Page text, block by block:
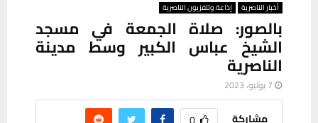
أخبار الناصرية إذاعة وتلفزيون الناصرية
بالصور: صلاة الجمعة في مسجد
الشيخ عباس الكبير وسط مدينة
الناصرية
7 يوليو، 2023
مشاركة